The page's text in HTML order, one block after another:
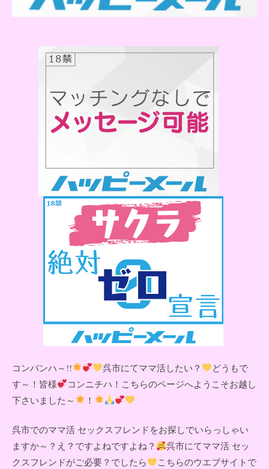
コンバンハ～!! 呉市にてママ活したい？
どうもで
す～！皆様
コンニチハ！こちらのページへようこそお越し
下さいました～
！
呉市でのママ活 セックスフレンドをお探しでいらっしゃい
ますか～？え？ですよねですよね？
呉市にてママ活 セッ
クスフレンドがご必要？でしたら
こちらのウエブサイトで